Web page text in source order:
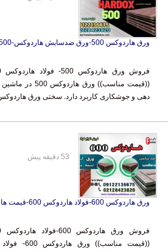
ورق هاردوکس 500-ورق ضدسایش هاردوکس-hardox 500
دهی و جوشکاری کاربرد دارد. سختی ورق هاردوکس 500 – پ
53 دقیقه پیش